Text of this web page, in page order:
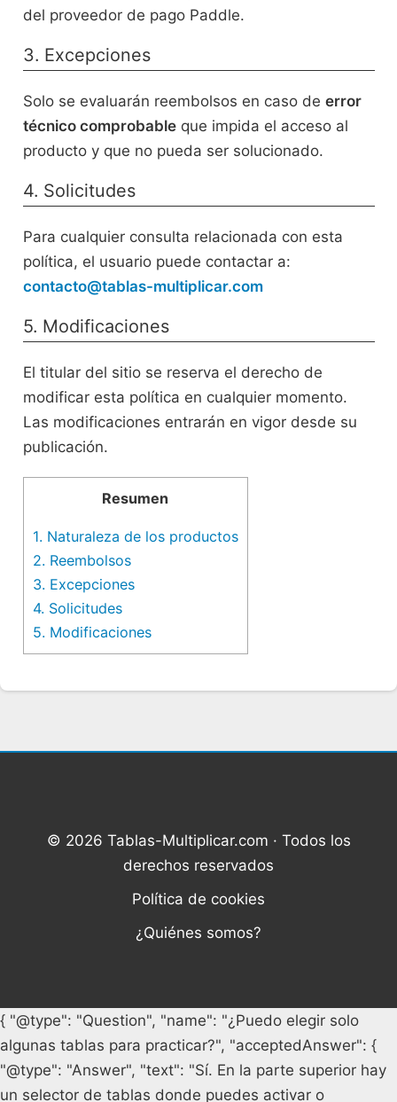
del proveedor de pago Paddle.
3. Excepciones
Solo se evaluarán reembolsos en caso de error
técnico comprobableque impida el acceso al
producto y que no pueda ser solucionado.
4. Solicitudes
Para cualquier consulta relacionada con esta
política, el usuario puede contactar a:
contacto@tablas-multiplicar.com
5. Modificaciones
El titular del sitio se reserva el derecho de
modificar esta política en cualquier momento.
Las modificaciones entrarán en vigor desde su
publicación.
Resumen
1. Naturaleza de los productos
2. Reembolsos
3. Excepciones
4. Solicitudes
5. Modificaciones
© 2026 Tablas-Multiplicar.com · Todos los
derechos reservados
Política de cookies
¿Quiénes somos?
{ "@type": "Question", "name": "¿Puedo elegir solo
algunas tablas para practicar?", "acceptedAnswer": {
"@type": "Answer", "text": "Sí. En la parte superior hay
un selector de tablas donde puedes activar o